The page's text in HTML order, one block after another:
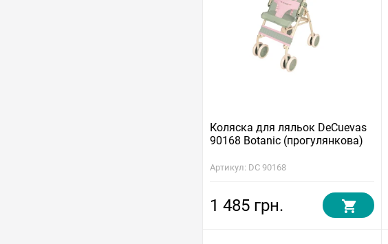
Коляска для ляльок DeCuevas
90168 Botanic (прогулянкова)
Артикул: DC 90168
1 485 грн.